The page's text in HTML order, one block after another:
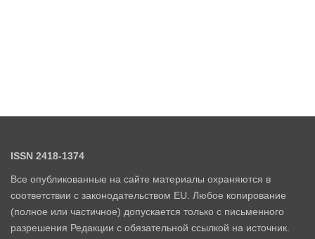
ISSN 2418-1374
Все опубликованные на сайте материалы охраняются в
соответствии с законодательством EU. Любое копирование
(полное или частичное) допускается только с письменного
разрешения Редакции с обязательной ссылкой на источник.